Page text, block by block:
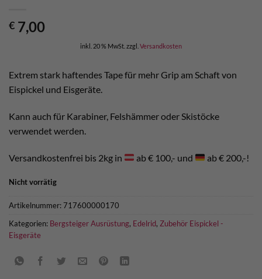
€ 7,00
inkl. 20 % MwSt. zzgl. Versandkosten
Extrem stark haftendes Tape für mehr Grip am Schaft von
Eispickel und Eisgeräte.
Kann auch für Karabiner, Felshämmer oder Skistöcke
verwendet werden.
Versandkostenfrei bis 2kg in ab € 100,- und ab € 200,-!
Nicht vorrätig
Artikelnummer:717600000170
Kategorien: Bergsteiger Ausrüstung, Edelrid, Zubehör Eispickel -
Eisgeräte